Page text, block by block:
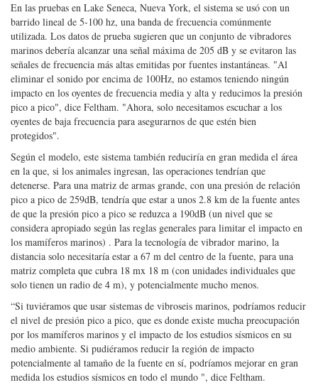
En las pruebas en Lake Seneca, Nueva York, el sistema se usó con un
barrido lineal de 5-100 hz, una banda de frecuencia comúnmente
utilizada. Los datos de prueba sugieren que un conjunto de vibradores
marinos debería alcanzar una señal máxima de 205 dB y se evitaron las
señales de frecuencia más altas emitidas por fuentes instantáneas. "Al
eliminar el sonido por encima de 100Hz, no estamos teniendo ningún
impacto en los oyentes de frecuencia media y alta y reducimos la presión
pico a pico", dice Feltham. "Ahora, solo necesitamos escuchar a los
oyentes de baja frecuencia para asegurarnos de que estén bien
protegidos".
Según el modelo, este sistema también reduciría en gran medida el área
en la que, si los animales ingresan, las operaciones tendrían que
detenerse. Para una matriz de armas grande, con una presión de relación
pico a pico de 259dB, tendría que estar a unos 2.8 km de la fuente antes
de que la presión pico a pico se reduzca a 190dB (un nivel que se
considera apropiado según las reglas generales para limitar el impacto en
los mamíferos marinos) . Para la tecnología de vibrador marino, la
distancia solo necesitaría estar a 67 m del centro de la fuente, para una
matriz completa que cubra 18 mx 18 m (con unidades individuales que
solo tienen un radio de 4 m), y potencialmente mucho menos.
“Si tuviéramos que usar sistemas de vibroseis marinos, podríamos reducir
el nivel de presión pico a pico, que es donde existe mucha preocupación
por los mamíferos marinos y el impacto de los estudios sísmicos en su
medio ambiente. Si pudiéramos reducir la región de impacto
potencialmente al tamaño de la fuente en sí, podríamos mejorar en gran
medida los estudios sísmicos en todo el mundo ", dice Feltham.